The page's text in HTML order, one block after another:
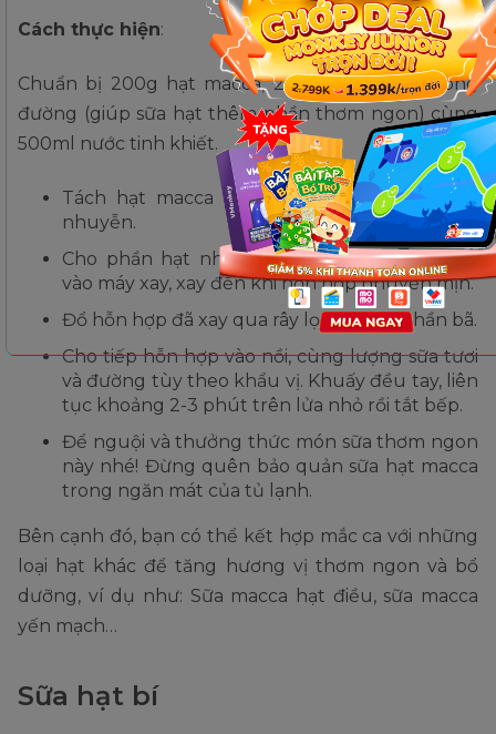
Cách thực hiện:
Chuẩn bị 200g hạt macca, 2 bịch sữa tươi không
đường (giúp sữa hạt thêm phần thơm ngon) cùng
500ml nước tinh khiết.
Tách hạt macca ra khỏi vỏ, giã hạt đến khi
nhuyễn.
Cho phần hạt nhuyễn cùng nước tinh khiết
vào máy xay, xay đến khi hỗn hợp nhuyễn mịn.
Đổ hỗn hợp đã xay qua rây lọc, bỏ hết phần bã.
Cho tiếp hỗn hợp vào nồi, cùng lượng sữa tươi
và đường tùy theo khẩu vị. Khuấy đều tay, liên
tục khoảng 2-3 phút trên lửa nhỏ rồi tắt bếp.
Để nguội và thưởng thức món sữa thơm ngon
này nhé! Đừng quên bảo quản sữa hạt macca
trong ngăn mát của tủ lạnh.
Bên cạnh đó, bạn có thể kết hợp mắc ca với những
loại hạt khác để tăng hương vị thơm ngon và bổ
dưỡng, ví dụ như: Sữa macca hạt điều, sữa macca
yến mạch…
Sữa hạt bí